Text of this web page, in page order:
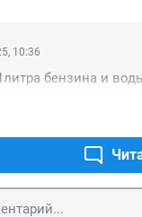
10:36
бензина и